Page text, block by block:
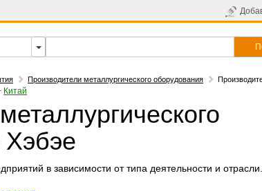
Производители металлургического оборудования
Китай
Хэбэе
в зависимости от типа деятельности и отрасли.